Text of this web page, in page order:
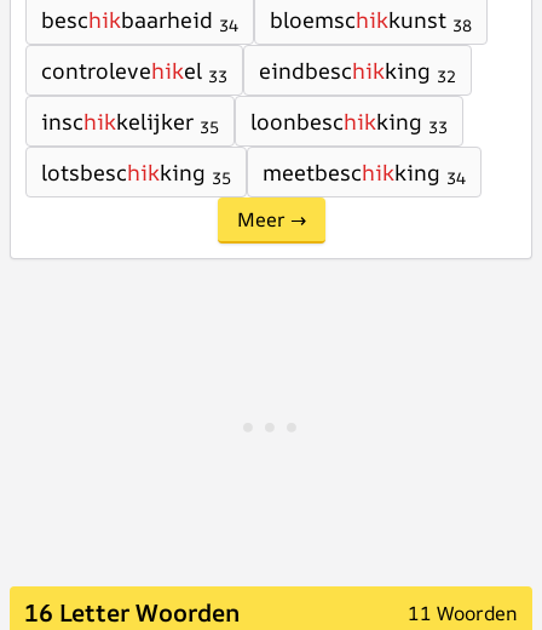
beschikbaarheid 34 bloemschikkunst 38
controlevehikel 33 eindbeschikking 32
inschikkelijker 35 loonbeschikking 33
lotsbeschikking 35 meetbeschikking 34
Meer →
16 Letter Woorden 11 Woorden